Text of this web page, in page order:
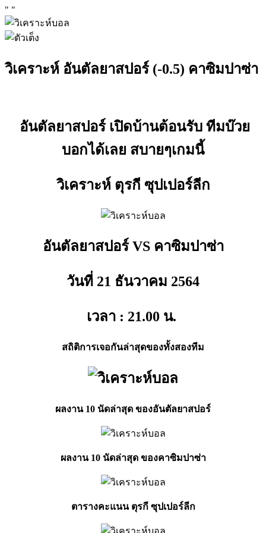
" "
วิเคราะห์ อันตัลยาสปอร์ (-0.5) คาซิมปาซ่า
อันตัลยาสปอร์ เปิดบ้านต้อนรับ ทีมบ๊วย
บอกได้เลย สบายๆเกมนี้
วิเคราะห์ ตุรกี ซุปเปอร์ลีก
อันตัลยาสปอร์ VS คาซิมปาซ่า
วันที่ 21 ธันวาคม 2564
เวลา : 21.00 น.
สถิติการเจอกันล่าสุดของทั้งสองทีม
ผลงาน 10 นัดล่าสุด ของอันตัลยาสปอร์
ผลงาน 10 นัดล่าสุด ของคาซิมปาซ่า
ตารางคะแนน ตุรกี ซุปเปอร์ลีก